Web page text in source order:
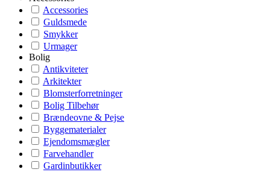
Accessories
Guldsmede
Smykker
Urmager
Bolig
Antikviteter
Arkitekter
Blomsterforretninger
Bolig Tilbehør
Brændeovne & Pejse
Byggematerialer
Ejendomsmægler
Farvehandler
Gardinbutikker